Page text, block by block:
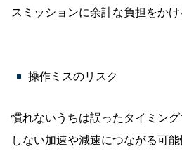
スミッションに余計な負担をかけ
操作ミスのリスク
慣れないうちは誤ったタイミン
しない加速や減速につながる可能